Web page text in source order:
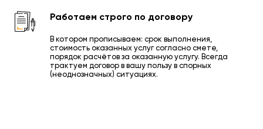
Работаем строго по договору
В котором прописываем: срок выполнения,
стоимость оказанных услуг согласно смете,
порядок расчётов за оказанную услугу. Всегда
трактуем договор в вашу пользу в спорных
(неоднозначных) ситуациях.